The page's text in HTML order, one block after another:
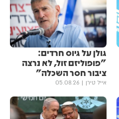
גולן ‏על גיוס חרדים:
"פופוליזם זול, לא נרצה
ציבור חסר השכלה"
אייל טירן 05.08.26